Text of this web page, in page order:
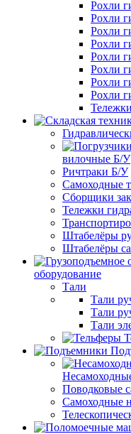
Рохли
Рохли
Рохли
Рохли
Рохли
Рохли
Рохли
Рохли
вилочные Б/У
Ричтраки Б/У
Самоходные
Сборщики
Тележки
Штабелёры
Штабелёры
оборудование
Тали
Тали
Тали
Тали
Поводковые
Самоходные